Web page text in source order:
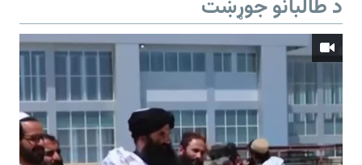
د طالبانو جوړښت